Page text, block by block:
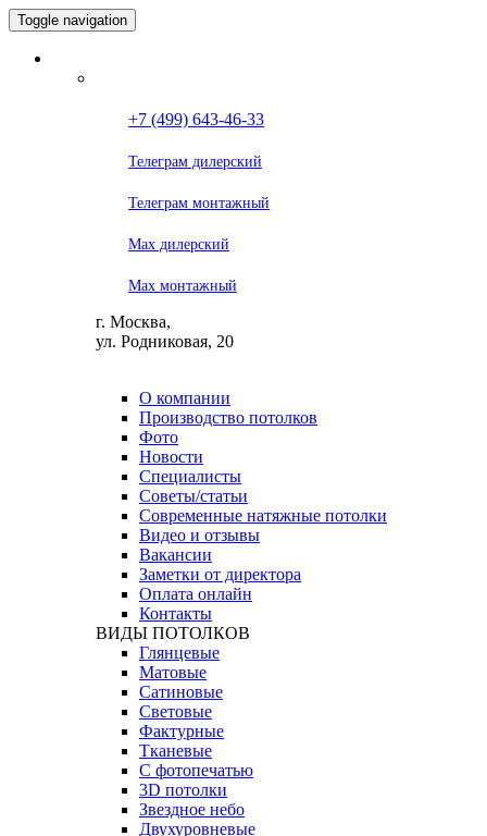
Toggle navigation
+7 (499) 643-46-33
Телеграм дилерский
Телеграм монтажный
Max дилерский
Max монтажный
г. Москва,
ул. Родниковая, 20
О компании
Производство потолков
Фото
Новости
Специалисты
Советы/статьи
Современные натяжные потолки
Видео и отзывы
Вакансии
Заметки от директора
Оплата онлайн
Контакты
ВИДЫ ПОТОЛКОВ
Глянцевые
Матовые
Сатиновые
Световые
Фактурные
Тканевые
С фотопечатью
3D потолки
Звездное небо
Двухуровневые